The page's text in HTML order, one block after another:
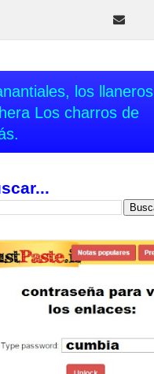
los llaneros
Los charros de